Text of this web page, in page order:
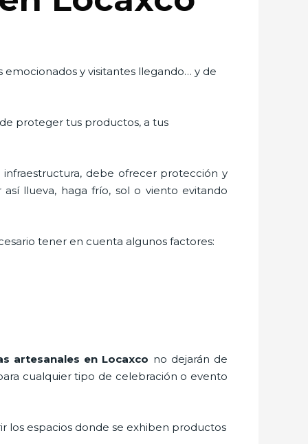
y visitantes llegando… y de
proteger tus productos, a tus
debe ofrecer protección y
llueva, haga frío, sol o viento evitando
tener en cuenta algunos factores:
artesanales en Locaxco no dejarán de
cualquier tipo de celebración o evento
los espacios donde se exhiben productos